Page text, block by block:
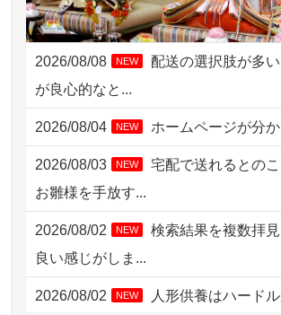
2026/08/06 09:17 三重県の方からお
2026/08/06 06:48 横浜市の方からお申
2026/08/04 15:40 千葉県の方からお
2026/08/04 14:04
2026/08/04 00:38 中野区の方からお
2026/08/08 NEW
配送の選択肢が多
が良心的なと...
2026/08/04 NEW ホームページが分
2026/08/03 NEW
宅配で送れるとの
お雛様を手放す...
2026/08/02 NEW
検索結果を複数拝
良い感じがしま...
2026/08/02 NEW
人形供養はハード